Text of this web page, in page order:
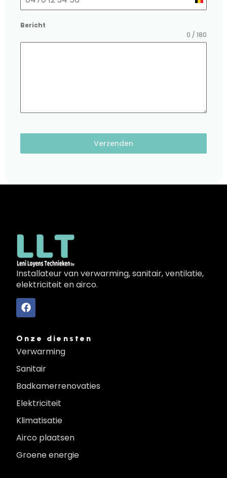
+32
Bericht
0 / 180
Verzenden
Installateur van verwarming, sanitair, ventilatie,
elektriciteit en airco.
Onze diensten
Verwarming
Sanitair
Badkamerrenovaties
Elektriciteit
Klimatisatie
Airco plaatsen
Groene energie